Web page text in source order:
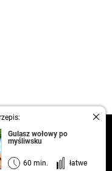
Gulasz wołowy po
myśliwsku
60 min. łatwe